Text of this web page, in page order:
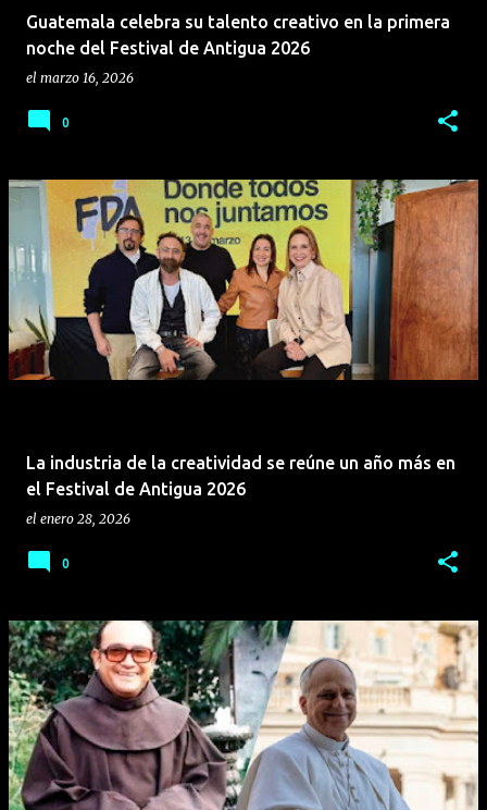
vehículos confiables y eficientes," comentó Herbert
Villagrán, Jefe de Ventas, Roosevelt. Foton: Tecnología
Guatemala celebra su talento creativo en la primera
noche del Festival de Antigua 2026
el marzo 16, 2026
0
La industria de la creatividad se reúne un año más en
el Festival de Antigua 2026
el enero 28, 2026
0